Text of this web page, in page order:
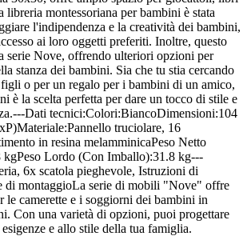
libreria montessoriana per bambini è stata
l'indipendenza e la creatività dei bambini,
ai loro oggetti preferiti. Inoltre, questo
serie Nove, offrendo ulteriori opzioni per
stanza dei bambini. Sia che tu stia cercando
o per un regalo per i bambini di un amico,
è la scelta perfetta per dare un tocco di stile e
Dati tecnici:Colori:BiancoDimensioni:104
truciolare, 16
in resina melamminicaPeso Netto
kgPeso Lordo (Con Imballo):31.8 kg---
6x scatola pieghevole, Istruzioni di
di montaggioLa serie di mobili "Nove" offre
le camerette e i soggiorni dei bambini in
Con una varietà di opzioni, puoi progettare
e allo stile della tua famiglia.